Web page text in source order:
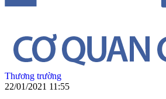
Thương trường
22/01/2021 11:55